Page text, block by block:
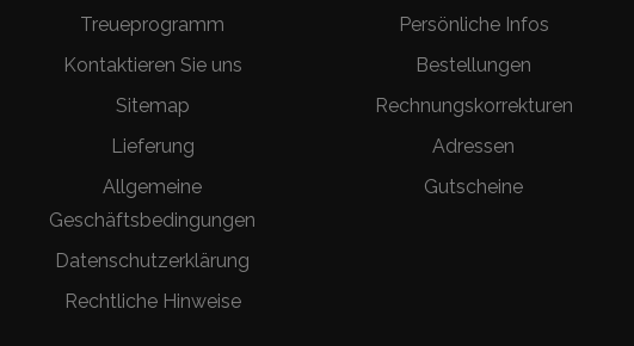
Treueprogramm
Kontaktieren Sie uns
Sitemap
Lieferung
Allgemeine
Geschäftsbedingungen
Datenschutzerklärung
Rechtliche Hinweise
Persönliche Infos
Bestellungen
Rechnungskorrekturen
Adressen
Gutscheine